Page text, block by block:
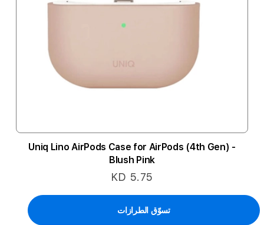
Uniq Lino AirPods Case for AirPods (4th Gen) -
Blush Pink
KD 5.75
تسوّق الطرازات